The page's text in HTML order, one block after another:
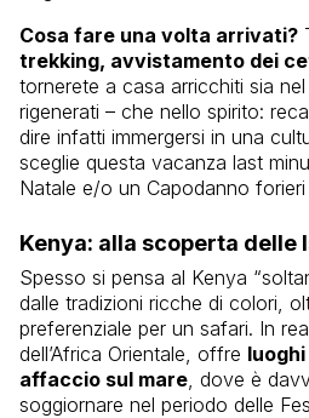
Cosa fare una volta arrivati?
trekking, avvistamento dei
tornerete a casa arricchiti sia
rigenerati – che nello spirito:
dire infatti immergersi in una
sceglie questa vacanza last
Natale e/o un Capodanno
Kenya: alla scoperta delle
Spesso si pensa al Kenya
dalle tradizioni ricche di colori,
preferenziale per un safari. In
dell’Africa Orientale, offre
affaccio sul mare , dove è
soggiornare nel periodo delle